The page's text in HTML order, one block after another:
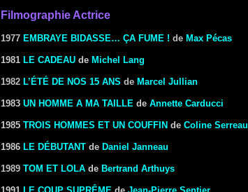
Filmographie Actrice
1977 EMBRAYE BIDASSE… ÇA FUME ! de Max Pécas
1981 LE CADEAU de Michel Lang
1982 L’ÉTÉ DE NOS 15 ANS de Marcel Jullian
1983 UN HOMME A MA TAILLE de Annette Carducci
1985 TROIS HOMMES ET UN COUFFIN de Coline Serreau
1986 LE DÉBUTANT de Daniel Janneau
1989 TOM ET LOLA de Bertrand Arthuys